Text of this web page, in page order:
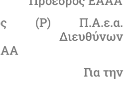
(Ρ) Π.Α.ε.α.
Διευθύνων
την